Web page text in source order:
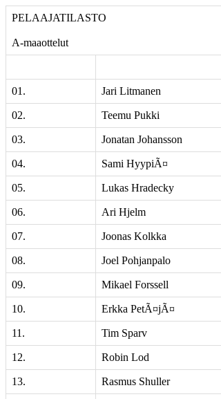
PELAAJATILASTO
A-maaottelut
01. Jari Litmanen
02. Teemu Pukki
03. Jonatan Johansson
04. Sami HyypiÃ¤
05. Lukas Hradecky
06. Ari Hjelm
07. Joonas Kolkka
08. Joel Pohjanpalo
09. Mikael Forssell
10. Erkka PetÃ¤jÃ¤
11. Tim Sparv
12. Robin Lod
13. Rasmus Shuller